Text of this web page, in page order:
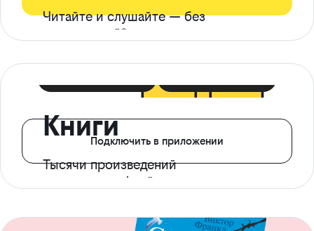
Читайте и слушайте — без
ограничений*
Книги
Тысячи произведений
с доступом офлайн
Подключить в приложении